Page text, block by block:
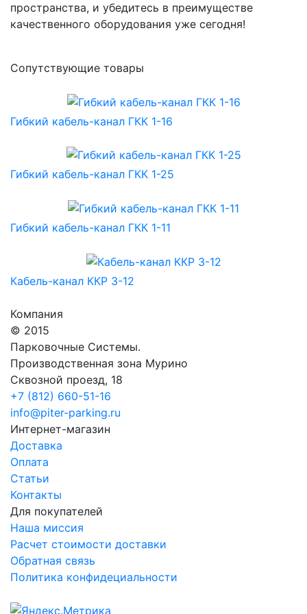
пространства, и убедитесь в преимуществе
качественного оборудования уже сегодня!
Сопутствующие товары
Гибкий кабель-канал ГКК 1-16
Гибкий кабель-канал ГКК 1-25
Гибкий кабель-канал ГКК 1-11
Кабель-канал ККР 3-12
Компания
© 2015
Парковочные Системы.
Производственная зона Мурино
Сквозной проезд, 18
+7 (812) 660-51-16
info@piter-parking.ru
Интернет-магазин
Доставка
Оплата
Статьи
Контакты
Для покупателей
Наша миссия
Расчет стоимости доставки
Обратная связь
Политика конфидециальности